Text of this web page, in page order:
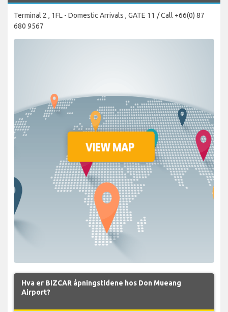
Terminal 2 , 1FL - Domestic Arrivals , GATE 11 / Call +66(0) 87
680 9567
Hva er BIZCAR åpningstidene hos Don Mueang
Airport?